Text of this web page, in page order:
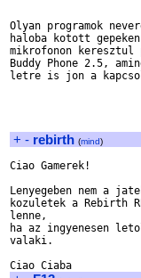
Olyan programok
haloba kotott
mikrofonon
Buddy Phone 2.5,
letre is jon a
+ - rebirth (mind)
Ciao Gamerek!
Lenyegeben nem a
kozuletek a Rebirth
lenne,
ha az ingyenesen
valaki.